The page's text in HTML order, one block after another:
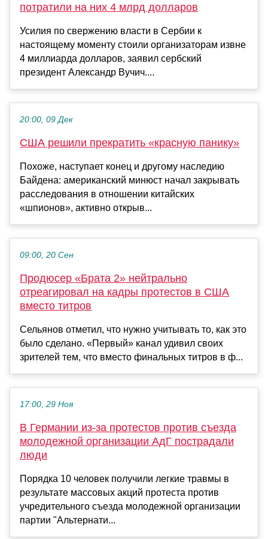
потратили на них 4 млрд долларов
Усилия по свержению власти в Сербии к
настоящему моменту стоили организаторам извне
4 миллиарда долларов, заявил сербский
президент Александр Вучич....
20:00, 09 Дек
США решили прекратить «красную панику»
Похоже, наступает конец и другому наследию
Байдена: американский минюст начал закрывать
расследования в отношении китайских
«шпионов», активно открыв...
09:00, 20 Сен
Продюсер «Брата 2» нейтрально
отреагировал на кадры протестов в США
вместо титров
Сельянов отметил, что нужно учитывать то, как это
было сделано. «Первый» канал удивил своих
зрителей тем, что вместо финальных титров в ф...
17:00, 29 Ноя
В Германии из-за протестов против съезда
молодежной организации АдГ пострадали
люди
Порядка 10 человек получили легкие травмы в
результате массовых акций протеста против
учредительного съезда молодежной организации
партии "Альтернати...